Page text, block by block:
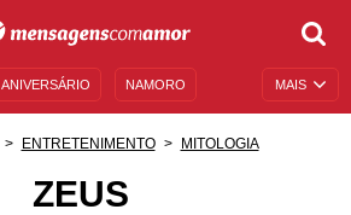
MAIS
ANIVERSÁRIO NAMORO
ENTRETENIMENTO MITOLOGIA
ZEUS